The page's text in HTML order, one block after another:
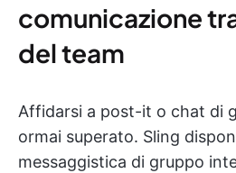
comunicazione
del team
Affidarsi a post-it o chat di
ormai superato. Sling
messaggistica di gruppo